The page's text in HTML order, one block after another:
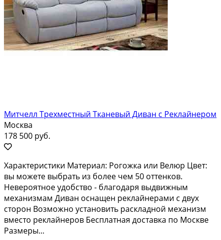
Митчелл Трехместный Тканевый Диван с Реклайнером
Москва
178 500 руб.
Характеристики Материал: Рогожка или Велюр Цвет:
вы можете выбрать из более чем 50 оттенков.
Невероятное удобство - благодаря выдвижным
механизмам Диван оснащен реклайнерами с двух
сторон Возможно установить раскладной механизм
вместо реклайнеров Бесплатная доставка по Москве
Размеры...